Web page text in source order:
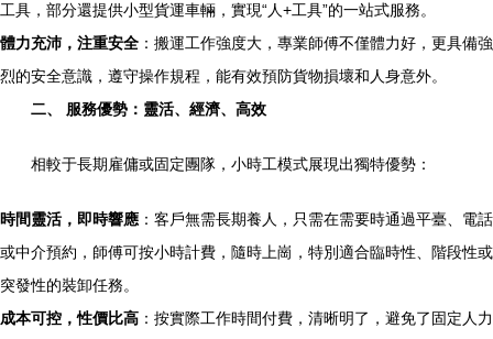
工具，部分還提供小型貨運車輛，實現“人+工具”的一站式服務。
體力充沛，注重安全 ：搬運工作強度大，專業師傅不僅體力好，更具備強
烈的安全意識，遵守操作規程，能有效預防貨物損壞和人身意外。
二、 服務優勢：靈活、經濟、高效
相較于長期雇傭或固定團隊，小時工模式展現出獨特優勢：
時間靈活，即時響應 ：客戶無需長期養人，只需在需要時通過平臺、電話
或中介預約，師傅可按小時計費，隨時上崗，特別適合臨時性、階段性或
突發性的裝卸任務。
成本可控，性價比高 ：按實際工作時間付費，清晰明了，避免了固定人力